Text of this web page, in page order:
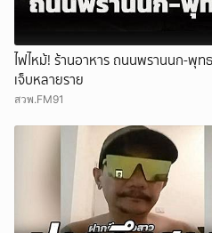
ไฟไหม้! ร้านอาหาร ถนนพรานนก-พุ
เจ็บหลายราย
สวพ.FM91